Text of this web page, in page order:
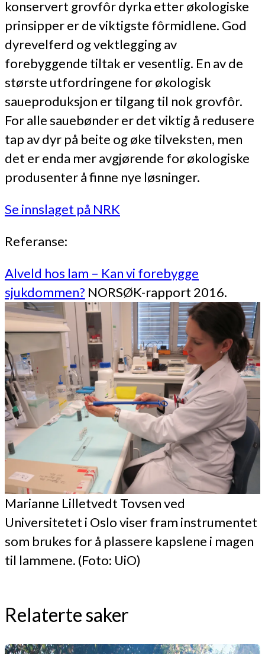
konservert grovfôr dyrka etter økologiske
prinsipper er de viktigste fôrmidlene. God
dyrevelferd og vektlegging av
forebyggende tiltak er vesentlig. En av de
største utfordringene for økologisk
saueproduksjon er tilgang til nok grovfôr.
For alle sauebønder er det viktig å redusere
tap av dyr på beite og øke tilveksten, men
det er enda mer avgjørende for økologiske
produsenter å finne nye løsninger.
Se innslaget på NRK
Referanse:
Alveld hos lam – Kan vi forebygge
sjukdommen? NORSØK-rapport 2016.
Marianne Lilletvedt Tovsen ved
Universitetet i Oslo viser fram instrumentet
som brukes for å plassere kapslene i magen
til lammene. (Foto: UiO)
Relaterte saker